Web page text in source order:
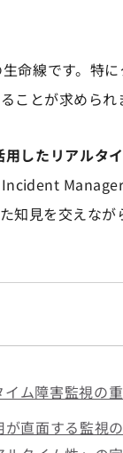
命線です。特
ことが求められ
したリアルタ
知見を交えなが
ム障害監視の
直面する監視